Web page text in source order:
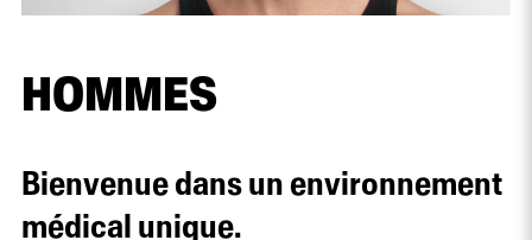
HOMMES
Bienvenue dans un environnement
médical unique.